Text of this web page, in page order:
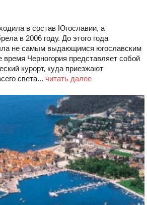
в состав Югославии, а
в 2006 году. До этого года
не самым выдающимся югославским
Черногория представляет собой
курорт, куда приезжают
света... читать далее